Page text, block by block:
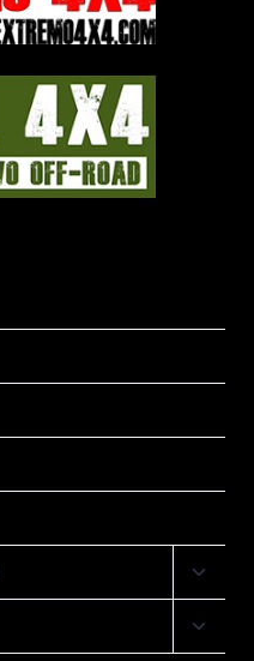
menú
hijo
menú